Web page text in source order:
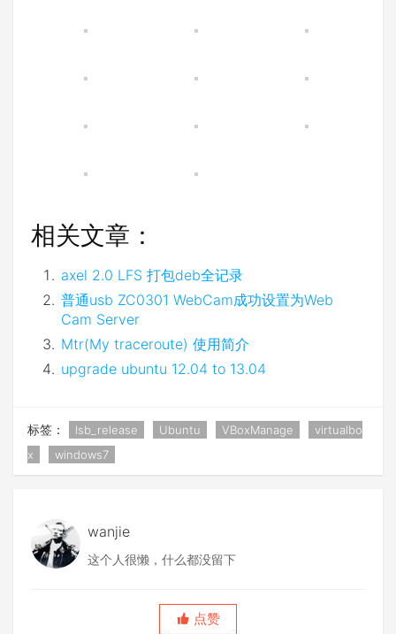
相关文章：
axel 2.0 LFS 打包deb全记录
普通usb ZC0301 WebCam成功设置为Web
Cam Server
Mtr(My traceroute) 使用简介
upgrade ubuntu 12.04 to 13.04
标签： lsb_release Ubuntu VBoxManage
virtualbo
x
windows7
wanjie
这个人很懒，什么都没留下
点赞